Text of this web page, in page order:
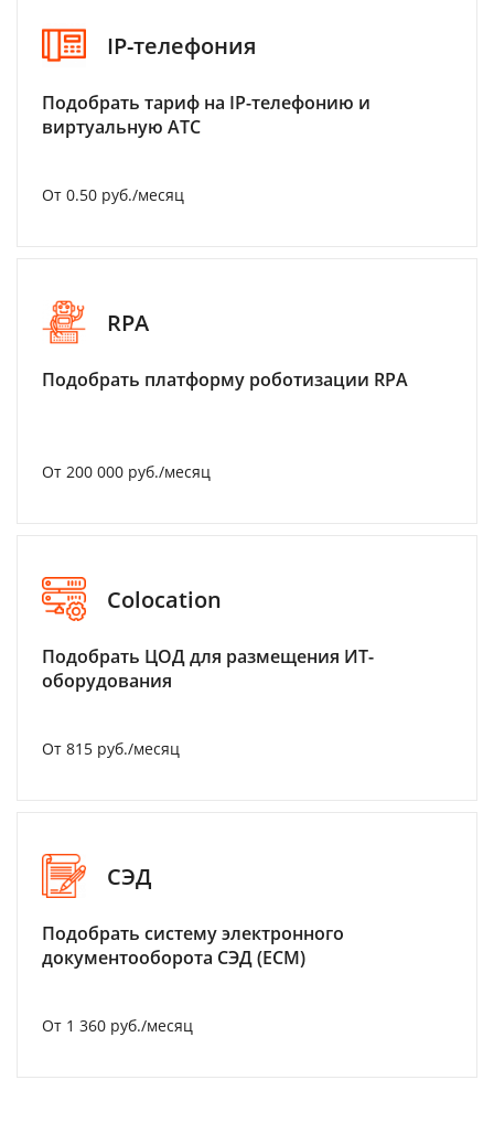
IP-телефония
Подобрать тариф на IP-телефонию и
виртуальную АТС
От 0.50 руб./месяц
RPA
Подобрать платформу роботизации RPA
От 200 000 руб./месяц
Colocation
Подобрать ЦОД для размещения ИТ-
оборудования
От 815 руб./месяц
СЭД
Подобрать систему электронного
документооборота СЭД (ECM)
От 1 360 руб./месяц